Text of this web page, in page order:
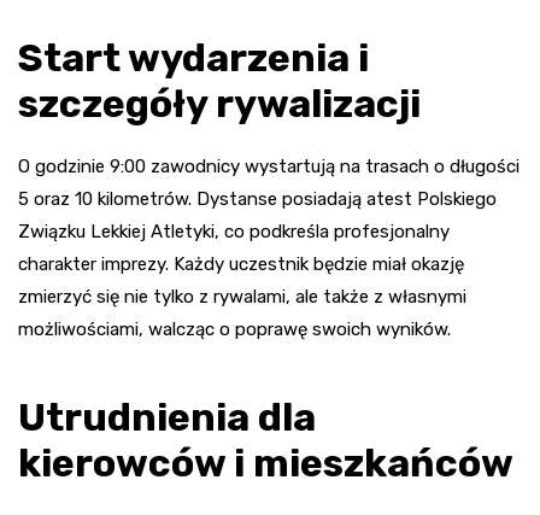
Start wydarzenia i
szczegóły rywalizacji
O godzinie 9:00 zawodnicy wystartują na trasach o długości
5 oraz 10 kilometrów. Dystanse posiadają atest Polskiego
Związku Lekkiej Atletyki, co podkreśla profesjonalny
charakter imprezy. Każdy uczestnik będzie miał okazję
zmierzyć się nie tylko z rywalami, ale także z własnymi
możliwościami, walcząc o poprawę swoich wyników.
Utrudnienia dla
kierowców i mieszkańców